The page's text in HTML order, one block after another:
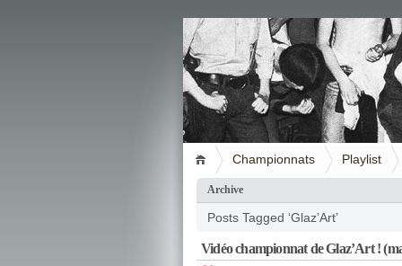
Championnats Playlist
Archive
Posts Tagged ‘Glaz’Art’
Vidéo championnat de Glaz’Art !